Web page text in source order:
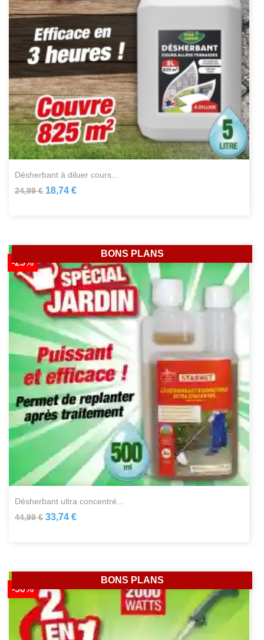
désherbant à diluer cours...
24,99 € 18,74 €
désherbant ultra concentré...
44,99 €
-25%
33,74 €
BONS PLANS
-50%
BONS PLANS